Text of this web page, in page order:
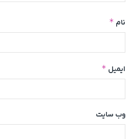
نام *
ایمیل *
وب‌ سایت